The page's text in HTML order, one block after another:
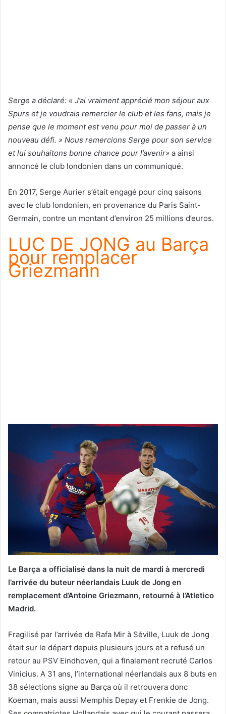
Serge a déclaré: « J’ai vraiment apprécié mon séjour aux
Spurs et je voudrais remercier le club et les fans, mais je
pense que le moment est venu pour moi de passer à un
nouveau défi. » Nous remercions Serge pour son service
et lui souhaitons bonne chance pour l’avenir» a ainsi
annoncé le club londonien dans un communiqué.
En 2017, Serge Aurier s’était engagé pour cinq saisons
avec le club londonien, en provenance du Paris Saint-
Germain, contre un montant d’environ 25 millions d’euros.
LUC DE JONG au Barça
pour remplacer
Griezmann
Le Barça a officialisé dans la nuit de mardi à mercredi
l’arrivée du buteur néerlandais Luuk de Jong en
remplacement d’Antoine Griezmann, retourné à l’Atletico
Madrid.
Fragilisé par l’arrivée de Rafa Mir à Séville, Luuk de Jong
était sur le départ depuis plusieurs jours et a refusé un
retour au PSV Eindhoven, qui a finalement recruté Carlos
Vinicius. A 31 ans, l’international néerlandais aux 8 buts en
38 sélections signe au Barça où il retrouvera donc
Koeman, mais aussi Memphis Depay et Frenkie de Jong.